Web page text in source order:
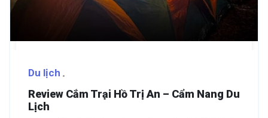
Du lịch
Review Cắm Trại Hồ Trị An – Cẩm Nang Du
Lịch